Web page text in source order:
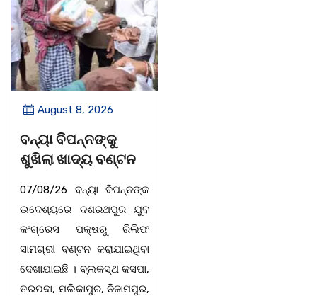
August 8, 2026
ବନ୍ୟା ବିପନ୍ନଙ୍କୁ
ଶୁଖିଲା ଖାଦ୍ୟ ବଣ୍ଟନ
07/08/26 ବନ୍ୟା ବିପନ୍ନଙ୍କ
ଉଦେଶ୍ୟରେ ଦଶରଥପୁର ଯୁବ
କଂଗ୍ରେସ ପକ୍ଷରୁ ରିଲିଫ
ସାମଗ୍ରୀ ବଣ୍ଟନ କରାଯାଇଥିବା
ଦେଖାଯାଇଛି । ବ୍ଲକସ୍ଥ କସପା,
ତରପଦା, ମଲିକାପୁର, ନିଜାମପୁର,